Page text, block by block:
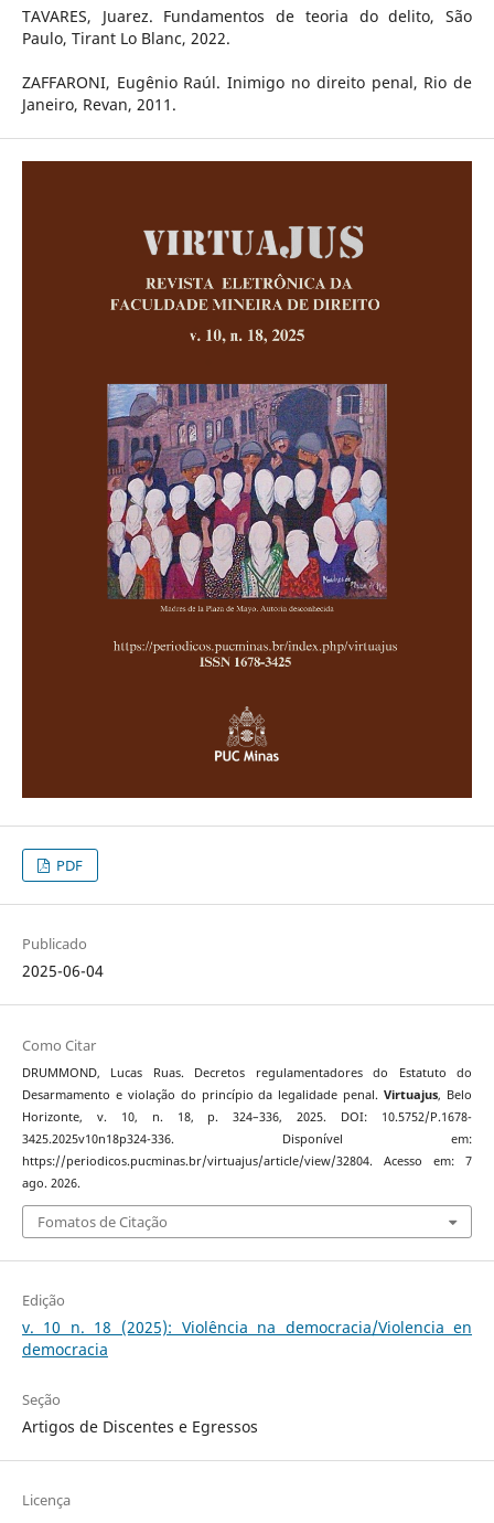
TAVARES, Juarez. Fundamentos de teoria do delito, São
Paulo, Tirant Lo Blanc, 2022.
ZAFFARONI, Eugênio Raúl. Inimigo no direito penal, Rio de
Janeiro, Revan, 2011.
PDF
Publicado
2025-06-04
Como Citar
DRUMMOND, Lucas Ruas. Decretos regulamentadores do Estatuto do
Desarmamento e violação do princípio da legalidade penal.Virtuajus, Belo
Horizonte, v. 10, n. 18, p. 324–336, 2025. DOI: 10.5752/P.1678-
3425.2025v10n18p324-336. Disponível em:
https://periodicos.pucminas.br/virtuajus/article/view/32804. Acesso em: 7
ago. 2026.
Fomatos de Citação
Edição
v. 10 n. 18 (2025): Violência na democracia/Violencia en
democracia
Seção
Artigos de Discentes e Egressos
Licença